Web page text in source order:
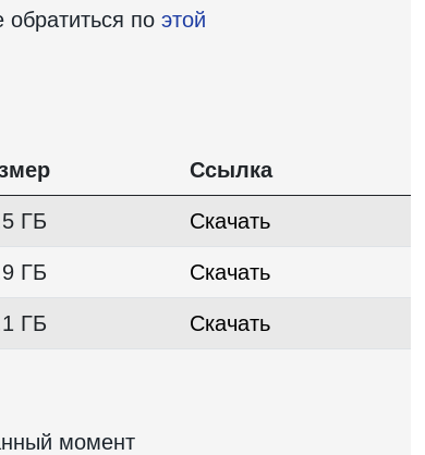
по этой
Ссылка
ГБ Скачать
ГБ Скачать
ГБ Скачать
момент